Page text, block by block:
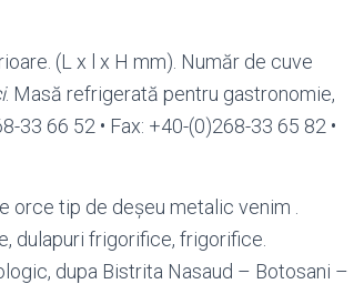
(L x l x H mm). Număr de cuve
. Masă refrigerată pentru gastronomie,
33 66 52 • Fax: +40-(0)268-33 65 82 •
orce tip de deșeu metalic venim .
dulapuri frigorifice, frigorifice.
dupa Bistrita Nasaud – Botosani –